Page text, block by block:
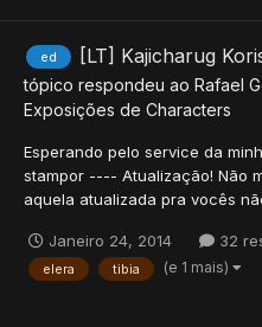
ed [LT] Kajicharug
tópico respondeu ao Rafael
Exposições de Characters
Esperando pelo service da
stampor ---- Atualização! Não
aquela atualizada pra vocês
Janeiro 24, 2014 32
elera tibia (e 1 mais)